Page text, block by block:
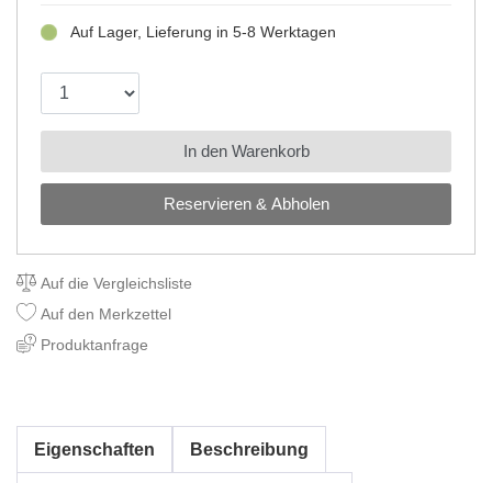
Reservieren & Abholen
Auf Lager, Lieferung in 5-8 Werktagen
In den Warenkorb
Auf die Vergleichsliste
Auf den Merkzettel
Produktanfrage
Eigenschaften Beschreibung